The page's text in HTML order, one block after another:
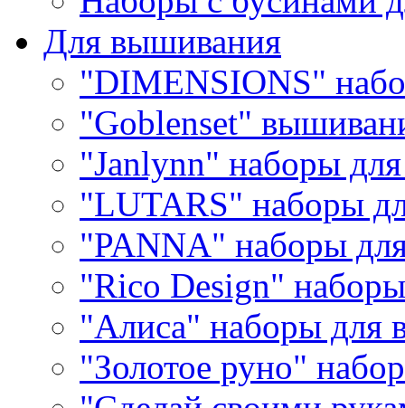
Для вышивания
"DIMENSIONS"
"Goblenset"
"Janlynn" наборы
"LUTARS" наборы
"PANNA" наборы
"Rico Design"
"Алиса" наборы для
"Золотое руно"